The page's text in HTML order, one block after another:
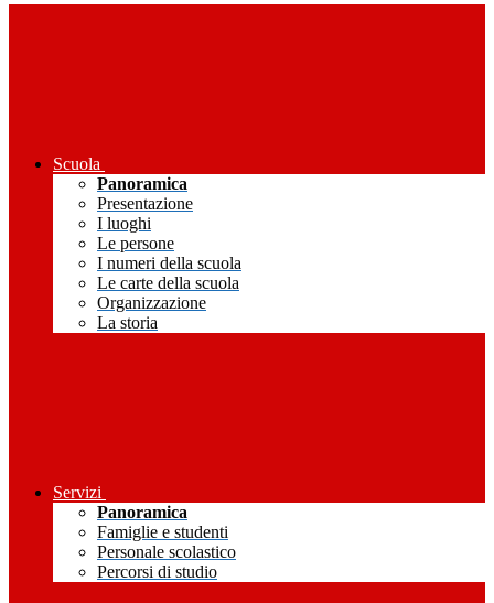
Scuola
Panoramica
Presentazione
I luoghi
Le persone
I numeri della scuola
Le carte della scuola
Organizzazione
La storia
Servizi
Panoramica
Famiglie e studenti
Personale scolastico
Percorsi di studio